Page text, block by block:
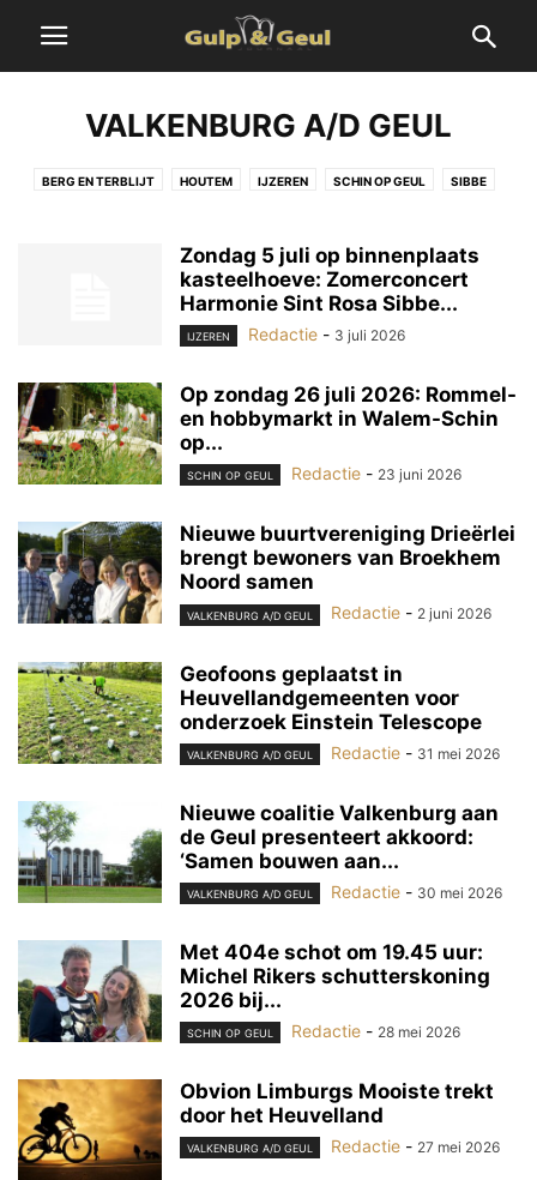
VALKENBURG A/D GEUL
BERG EN TERBLIJT HOUTEM IJZEREN SCHIN OP GEUL SIBBE
Zondag 5 juli op binnenplaats
kasteelhoeve: Zomerconcert
Harmonie Sint Rosa Sibbe...
IJZEREN Redactie - 3 juli 2026
Op zondag 26 juli 2026: Rommel-
en hobbymarkt in Walem-Schin
op...
SCHIN OP GEUL Redactie - 23 juni 2026
Nieuwe buurtvereniging Drieërlei
brengt bewoners van Broekhem
Noord samen
VALKENBURG A/D GEUL Redactie - 2 juni 2026
Geofoons geplaatst in
Heuvellandgemeenten voor
onderzoek Einstein Telescope
VALKENBURG A/D GEUL Redactie - 31 mei 2026
Nieuwe coalitie Valkenburg aan
de Geul presenteert akkoord:
‘Samen bouwen aan...
VALKENBURG A/D GEUL Redactie - 30 mei 2026
Met 404e schot om 19.45 uur:
Michel Rikers schutterskoning
2026 bij...
SCHIN OP GEUL Redactie - 28 mei 2026
Obvion Limburgs Mooiste trekt
door het Heuvelland
VALKENBURG A/D GEUL Redactie - 27 mei 2026